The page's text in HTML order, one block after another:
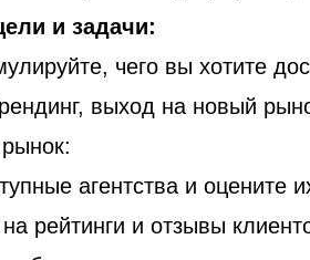
и задачи:
чего вы хотите
выход на новый
агентства и оцените
рейтинги и отзывы